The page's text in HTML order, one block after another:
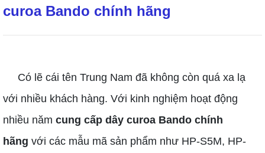
curoa Bando chính hãng
Có lẽ cái tên Trung Nam đã không còn quá xa lạ
với nhiều khách hàng. Với kinh nghiệm hoạt động
nhiều năm cung cấp dây curoa Bando chính
hãng với các mẫu mã sản phẩm như HP-S5M, HP-